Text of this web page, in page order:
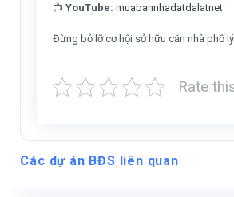
📺YouTube: muabannhadatdalatnet
Đừng bỏ lỡ cơ hội sở hữu căn nhà phố
Rate
Các dự án BĐS liên quan